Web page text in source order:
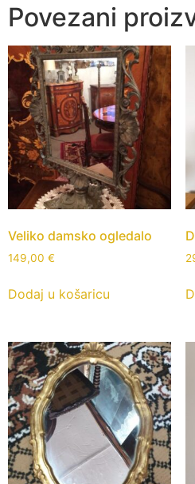
Povezani
Veliko damsko ogledalo
149,00 €
Dodaj u košaricu